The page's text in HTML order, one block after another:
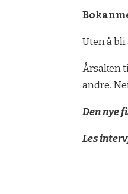
Uten å
Årsaken
andre.
Den nye
Les